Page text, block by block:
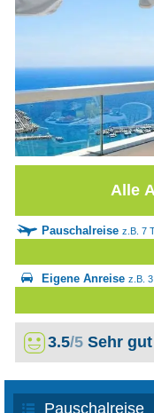
Alle
Pauschalreise z.B. 7
Eigene Anreise z.B.
3.5/5 Sehr gut